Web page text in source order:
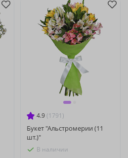
4.9 (1791)
Букет "Альстромерии (11
шт.)"
В наличии